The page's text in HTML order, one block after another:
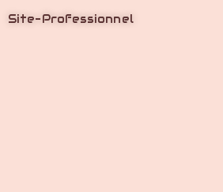
Site-Professionnel